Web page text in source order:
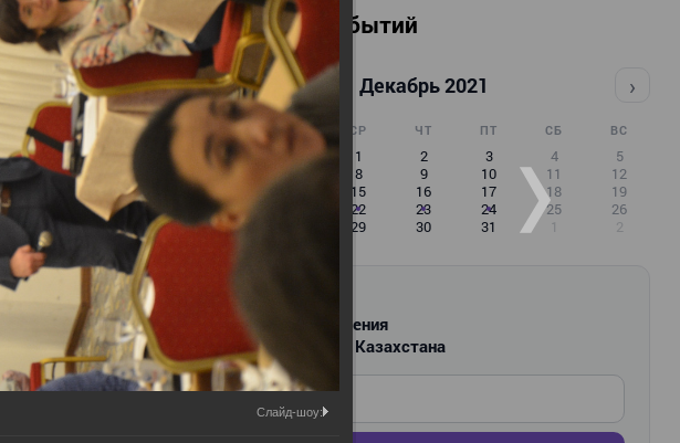
Календарь событий
‹ Декабрь 2021 ›
ВТ СР ЧТ ПТ СБ ВС
29 30 1 2 3 4
5
6
7 8 9 10 11
12
13
15 16 17 18
19
20
22 23 24 25
26
27
29 30 31 1 2
Новости и изменения
для бухгалтеров Казахстана
Введите ваш e-mail
Слайд-шоу: